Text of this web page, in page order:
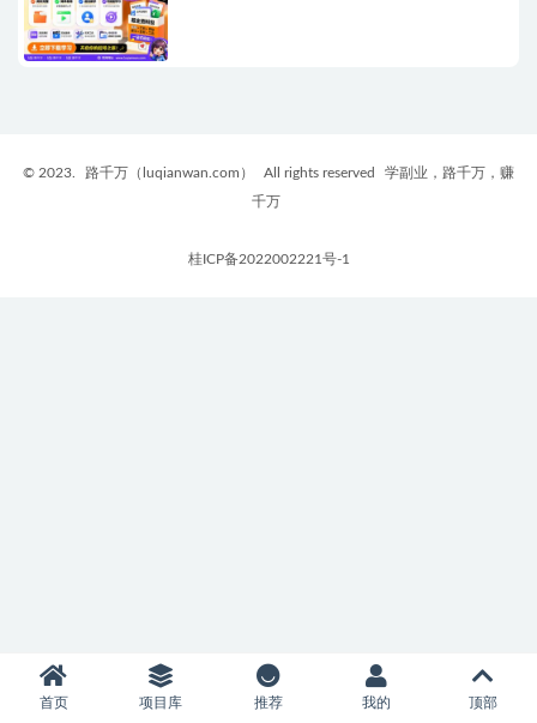
© 2023. 路千万（luqianwan.com） All rights reserved
学副业，路千万，赚
千万
桂ICP备2022002221号-1
首页 项目库 推荐 我的 顶部